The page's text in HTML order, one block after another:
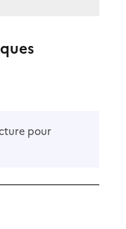
pour